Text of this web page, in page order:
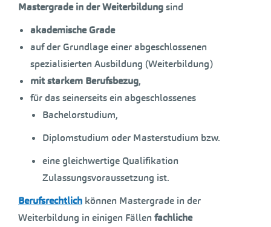
Mastergrade in der Weiterbildungsind
akademische Grade
auf der Grundlage einer abgeschlossenen
spezialisierten Ausbildung (Weiterbildung)
mit starkem Berufsbezug,
für das seinerseits ein abgeschlossenes
Bachelorstudium,
Diplomstudium oder Masterstudium bzw.
eine gleichwertige Qualifikation
Zulassungsvoraussetzung ist.
Berufsrechtlich können Mastergrade in der
Weiterbildung in einigen Fällen fachliche